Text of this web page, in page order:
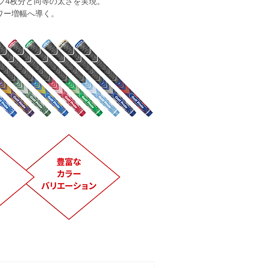
増幅へ導く。